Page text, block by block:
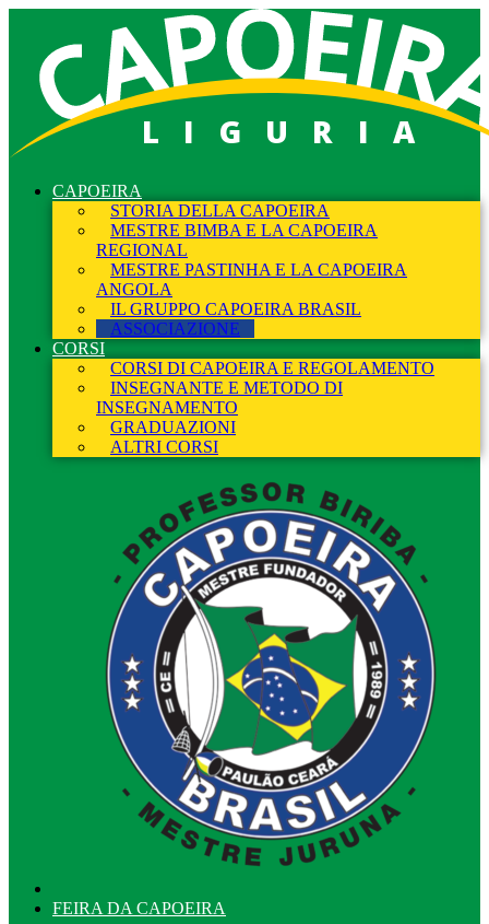
LIGURIA
CAPOEIRA
STORIA DELLA CAPOEIRA
MESTRE BIMBA E LA CAPOEIRA
REGIONAL
MESTRE PASTINHA E LA CAPOEIRA
ANGOLA
IL GRUPPO CAPOEIRA BRASIL
ASSOCIAZIONE
CORSI
CORSI DI CAPOEIRA E REGOLAMENTO
INSEGNANTE E METODO DI
INSEGNAMENTO
GRADUAZIONI
ALTRI CORSI
FEIRA DA CAPOEIRA